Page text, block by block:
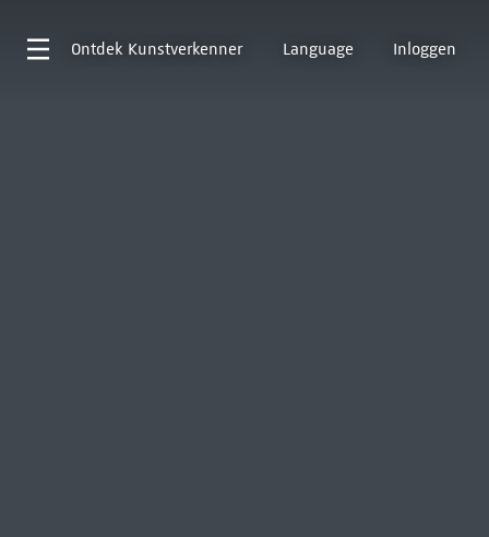
Ontdek Kunstverkenner Language Inloggen